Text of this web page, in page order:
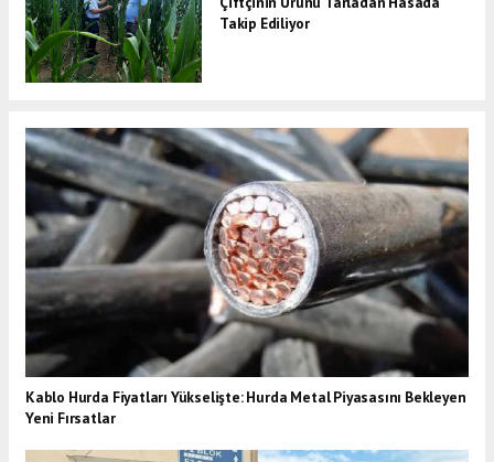
Takip Ediliyor
Kablo Hurda Fiyatları Yükselişte: Hurda Metal Piyasasını Bekleyen
Yeni Fırsatlar